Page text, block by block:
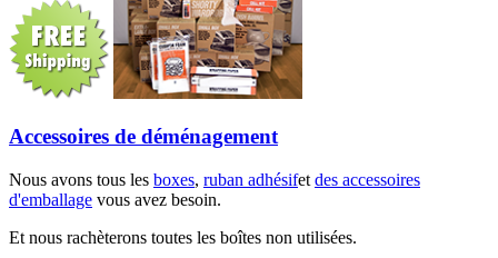
Accessoires de déménagement
Nous avons tous les boxes, ruban adhésifet des accessoires
d'emballage vous avez besoin.
Et nous rachèterons toutes les boîtes non utilisées.